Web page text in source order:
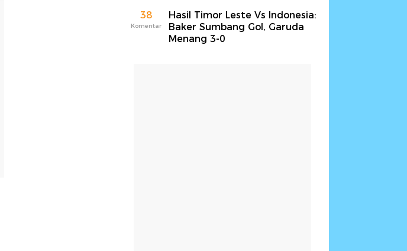
38
Komentar
Hasil Timor Leste Vs Indonesia:
Baker Sumbang Gol, Garuda
Menang 3-0